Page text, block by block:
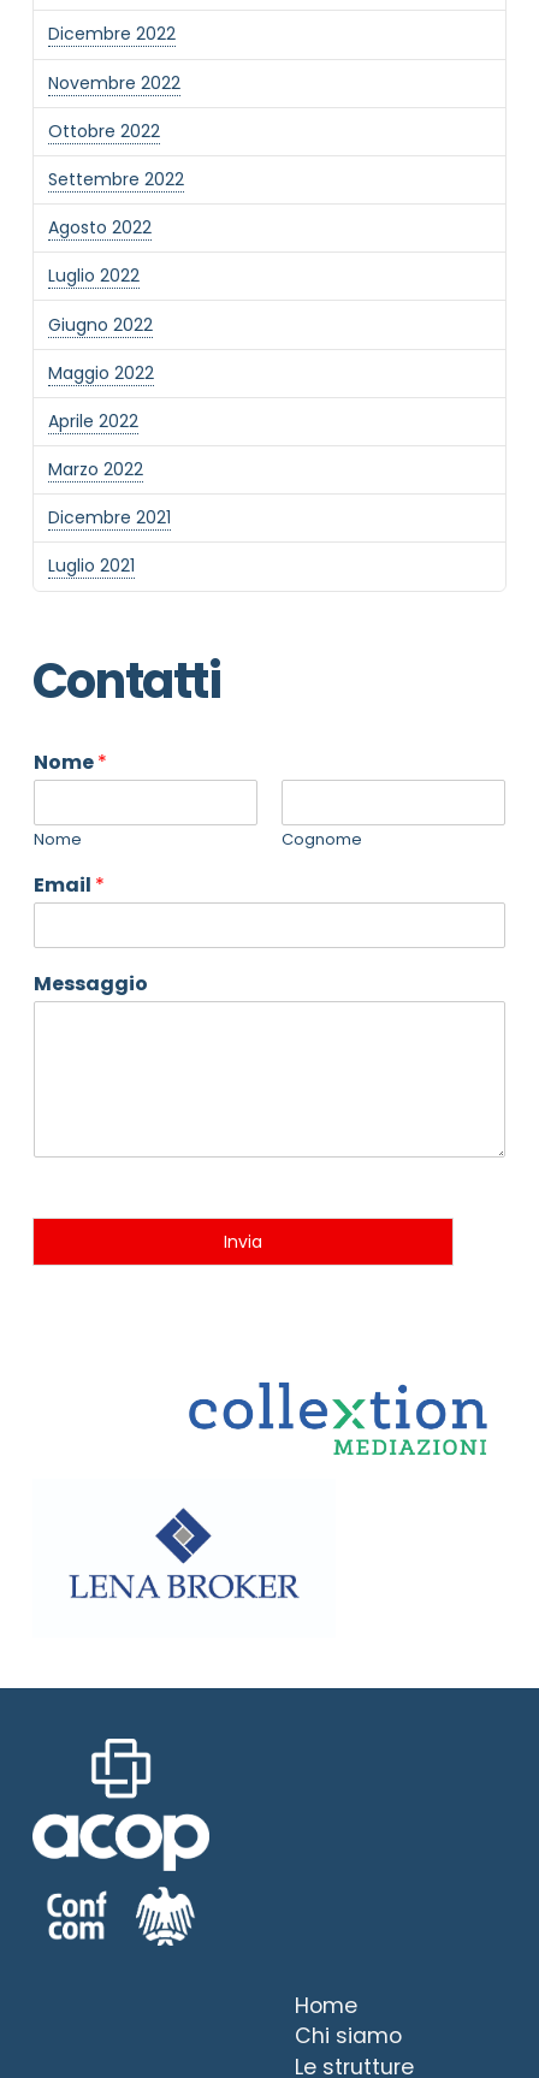
Dicembre 2022
Novembre 2022
Ottobre 2022
Settembre 2022
Agosto 2022
Luglio 2022
Giugno 2022
Maggio 2022
Aprile 2022
Marzo 2022
Dicembre 2021
Luglio 2021
Contatti
Nome*
Nome Cognome
Email *
Messaggio
Invia
Home
Chi siamo
Le strutture